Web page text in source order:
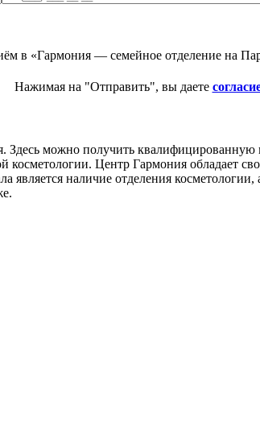
в «Гармония — семейное отделение на
Нажимая на "Отправить", вы даете
можно получить квалифицированную
Центр Гармония обладает
является наличие отделения